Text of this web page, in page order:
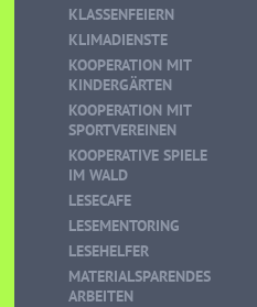
KLASSENFEIERN
KLIMADIENSTE
KOOPERATION MIT
KINDERGÄRTEN
KOOPERATION MIT
SPORTVEREINEN
KOOPERATIVE SPIELE
IM WALD
LESECAFE
LESEMENTORING
LESEHELFER
MATERIALSPARENDES
ARBEITEN